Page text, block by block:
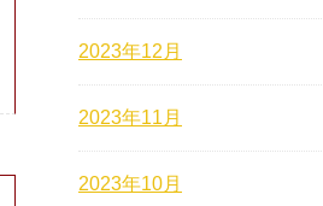
2023年12月
2023年11月
2023年10月